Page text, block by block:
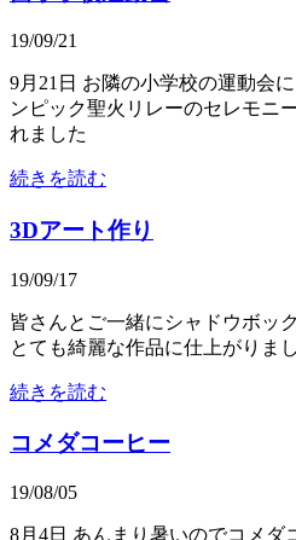
19/09/21
9月21日 お隣の小学校の運動会
ンピック聖火リレーのセレモニ
れました
続きを読む
3Dアート作り
19/09/17
皆さんとご一緒にシャドウボッ
とても綺麗な作品に仕上がりまし
続きを読む
コメダコーヒー
19/08/05
8月4日 あんまり暑いのでコメダ